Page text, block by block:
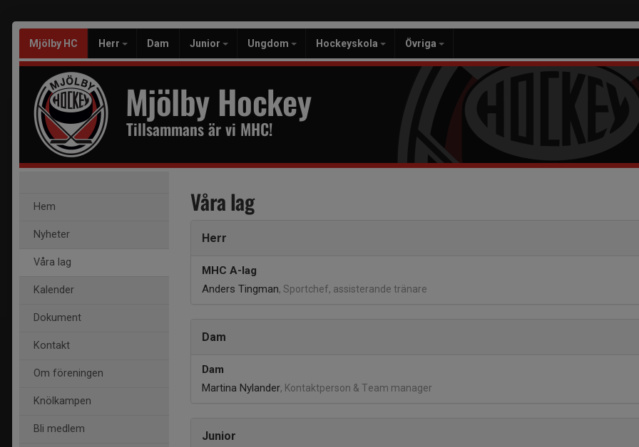
Mjölby HC Herr Dam Junior Ungdom Hockeyskola Övriga
Mjölby Hockey
Tillsammans är vi MHC!
Hem
Nyheter
Våra lag
Kalender
Dokument
Kontakt
Om föreningen
Knölkampen
Bli medlem
Våra lag
Herr
MHC A-lag
Anders Tingman, Sportchef, assisterande tränare
Dam
Dam
Martina Nylander, Kontaktperson & Team manager
Junior